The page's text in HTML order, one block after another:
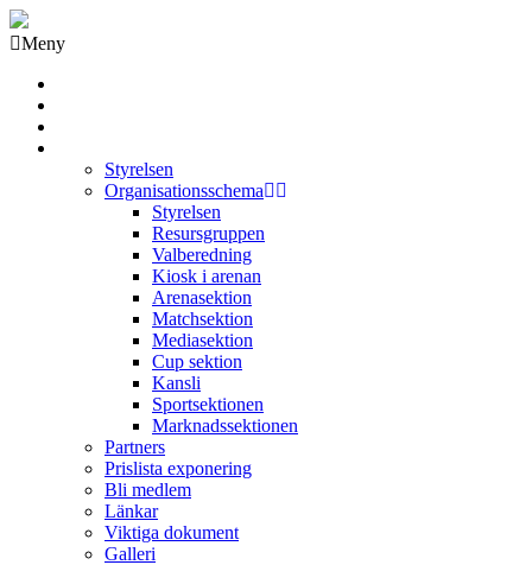
Meny
Styrelsen
Organisationsschema
Styrelsen
Resursgruppen
Valberedning
Kiosk i arenan
Arenasektion
Matchsektion
Mediasektion
Cup sektion
Kansli
Sportsektionen
Marknadssektionen
Partners
Prislista exponering
Bli medlem
Länkar
Viktiga dokument
Galleri